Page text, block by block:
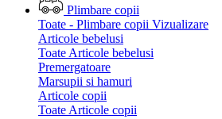
Plimbare copii
Toate - Plimbare copii Vizualizare
Articole bebelusi
Toate Articole bebelusi
Premergatoare
Marsupii si hamuri
Articole copii
Toate Articole copii